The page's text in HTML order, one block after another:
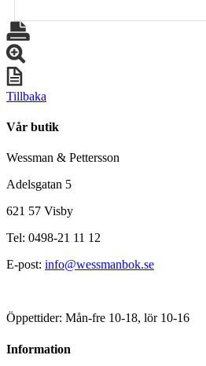
Tillbaka
Vår butik
Wessman & Pettersson
Adelsgatan 5
621 57 Visby
Tel: 0498-21 11 12
E-post: info@wessmanbok.se
Öppettider: Mån-fre 10-18, lör 10-16
Information